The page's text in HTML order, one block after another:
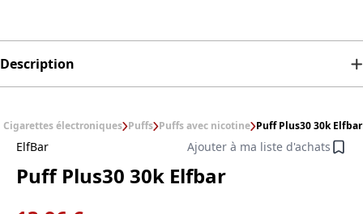
Description
Cigarettes électroniques Puffs Puffs avec nicotine Puff Plus30 30k Elfbar
ElfBar Ajouter à ma liste d'achats
Puff Plus30 30k Elfbar